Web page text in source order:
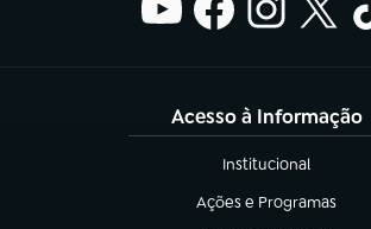
Acesso à Informação
Institucional
(abre em nova aba)
Ações e Programas
(abre em nova aba)